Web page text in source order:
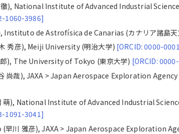
徹), National Institute of Advanced Industrial
1060-3986]
Instituto de Astrofísica de Canarias (カナリア諸島天
秀彦), Meiji University (明治大学) [ORCID: 0000-
), The University of Tokyo (東京大学) [ORCID:
尚哉), JAXA > Japan Aerospace Exploration
萌), National Institute of Advanced Industrial
1091-3041]
(早川 雅彦), JAXA > Japan Aerospace Exploration